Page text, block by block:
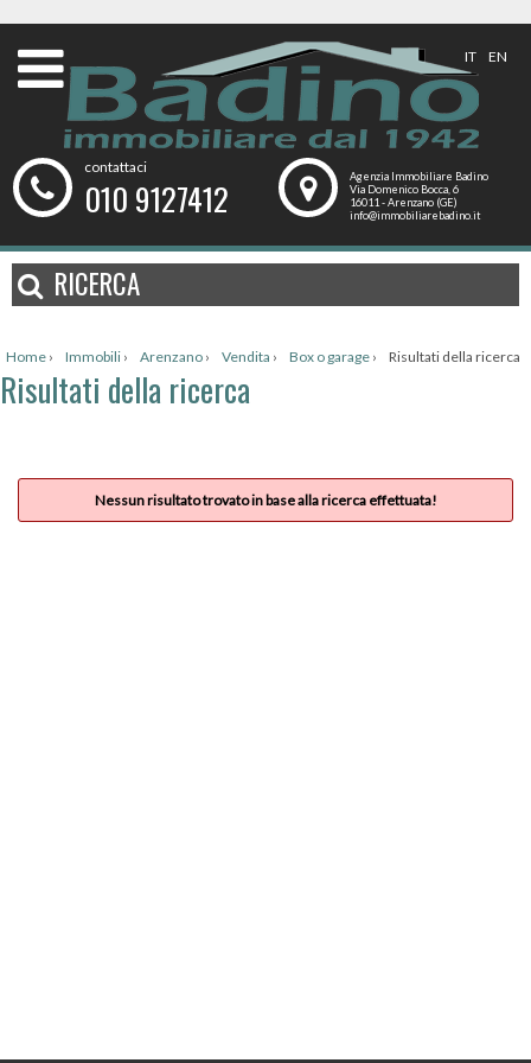
IT EN
contattaci
010 9127412
Agenzia Immobiliare Badino
Via Domenico Bocca, 6
16011 - Arenzano (GE)
info@immobiliarebadino.it
RICERCA
Home › Immobili › Arenzano › Vendita › Box o garage › Risultati della ricerca
Risultati della ricerca
Nessun risultato trovato in base alla ricerca effettuata!